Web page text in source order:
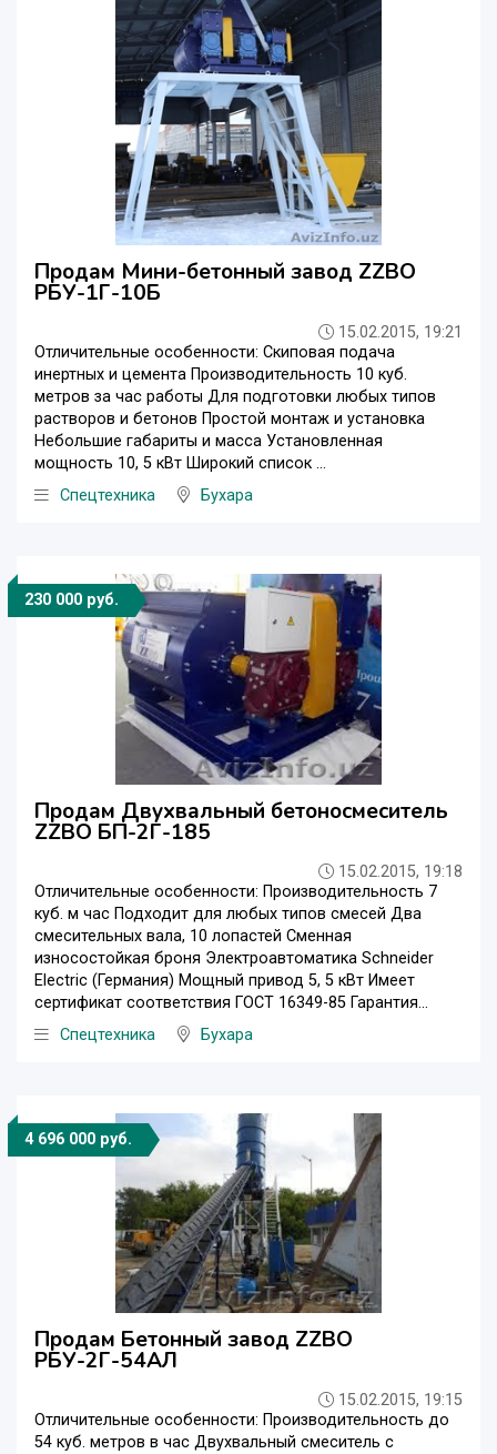
Продам Мини-бетонный завод ZZBO
РБУ-1Г-10Б
15.02.2015, 19:21
Отличительные особенности: Скиповая подача
инертных и цемента Производительность 10 куб.
метров за час работы Для подготовки любых типов
растворов и бетонов Простой монтаж и установка
Небольшие габариты и масса Установленная
мощность 10, 5 кВт Широкий список ...
Спецтехника
Бухара
230 000 руб.
Продам Двухвальный бетоносмеситель
ZZBO БП-2Г-185
15.02.2015, 19:18
Отличительные особенности: Производительность 7
куб. м час Подходит для любых типов смесей Два
смесительных вала, 10 лопастей Сменная
износостойкая броня Электроавтоматика Schneider
Electric (Германия) Мощный привод 5, 5 кВт Имеет
сертификат соответствия ГОСТ 16349-85 Гарантия...
Спецтехника
Бухара
4 696 000 руб.
Продам Бетонный завод ZZBO
РБУ-2Г-54АЛ
15.02.2015, 19:15
Отличительные особенности: Производительность до
54 куб. метров в час Двухвальный смеситель с